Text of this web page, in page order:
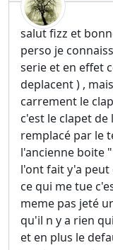
salut fizz et
perso je
serie et en effet
deplacent ) ,
carrement le
c'est le clapet
remplacé par le
l'ancienne boite
l'ont fait y'a peut
ce qui me tue
meme pas jeté
qu'il n y a rien
et en plus le